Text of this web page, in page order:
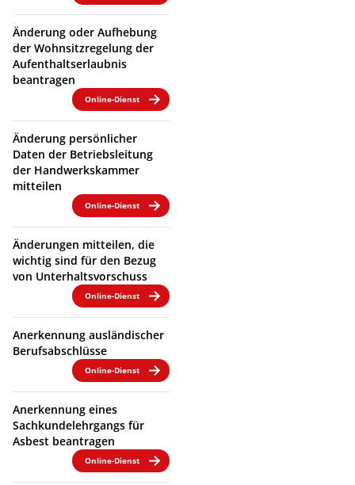
Änderung oder Aufhebung
der Wohnsitzregelung der
Aufenthaltserlaubnis
beantragen
Online-Dienst
Änderung persönlicher
Daten der Betriebsleitung
der Handwerkskammer
mitteilen
Online-Dienst
Änderungen mitteilen, die
wichtig sind für den Bezug
von Unterhaltsvorschuss
Online-Dienst
Anerkennung ausländischer
Berufsabschlüsse
Online-Dienst
Anerkennung eines
Sachkundelehrgangs für
Asbest beantragen
Online-Dienst